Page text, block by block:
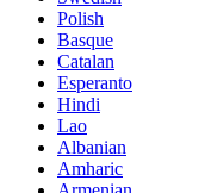
Polish
Basque
Catalan
Esperanto
Hindi
Lao
Albanian
Amharic